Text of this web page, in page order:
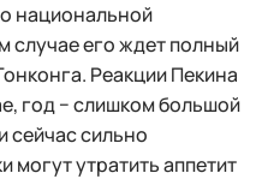
национальной
случае его ждет полный
Реакции Пекина
год − слишком большой
сейчас сильно
могут утратить аппетит